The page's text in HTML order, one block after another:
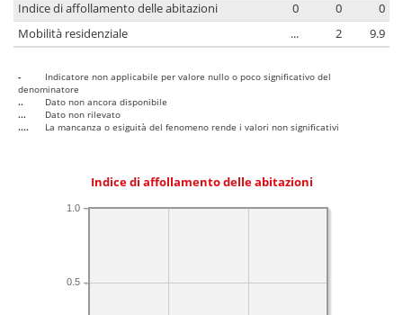
Indice di affollamento delle abitazioni
0 0
0
Mobilità residenziale
... 2 9.9
-
Indicatore non applicabile per valore nullo o poco significativo del
denominatore
..
Dato non ancora disponibile
...
Dato non rilevato
....
La mancanza o esiguità del fenomeno rende i valori non significativi
Indice di affollamento delle abitazioni
0.5
1.0